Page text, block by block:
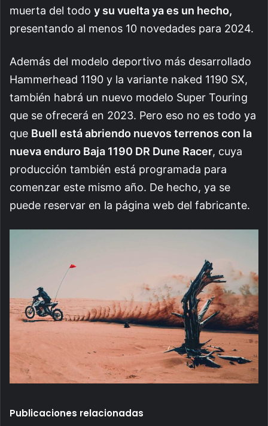
muerta del todo y su vuelta ya es un hecho,
presentando al menos 10 novedades para 2024.
Además del modelo deportivo más desarrollado
Hammerhead 1190 y la variante naked 1190 SX,
también habrá un nuevo modelo Super Touring
que se ofrecerá en 2023. Pero eso no es todo ya
que Buell está abriendo nuevos terrenos con la
nueva enduro Baja 1190 DR Dune Racer, cuya
producción también está programada para
comenzar este mismo año. De hecho, ya se
puede reservar en la página web del fabricante.
Publicaciones relacionadas